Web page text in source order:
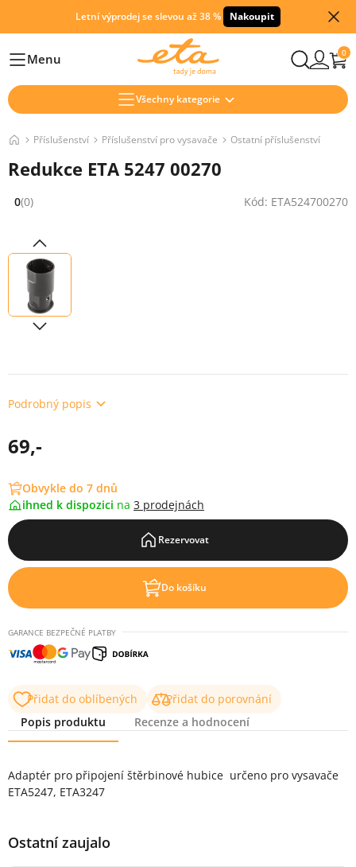
Letní výprodej se slevou až 38 % Nakoupit
HlavníMenu 0
Všechny kategorie
Příslušenství Příslušenství pro vysavače Ostatní příslušenství
Redukce ETA 5247 00270
Hodnocení: 0 z 5 (0 recenzí)
0(0) Kód: ETA524700270
Podrobný popis
69,-
Obvykle do 7 dnů
ihned k dispozici na 3 prodejnách
Rezervovat
Do košíku
GARANCE BEZPEČNÉ PLATBY
Přidat do oblíbených
Přidat do porovnání
Popis produktu
Recenze a hodnocení
Adaptér pro připojení štěrbinové hubice určeno pro vysavače
ETA5247, ETA3247
Ostatní zaujalo